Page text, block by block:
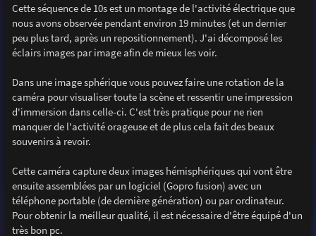
Cette séquence de 10s est un montage de l'activité électrique que
nous avons observée pendant environ 19 minutes (et un dernier
peu plus tard, après un repositionnement). J'ai décomposé les
éclairs images par image afin de mieux les voir.
Dans une image sphérique vous pouvez faire une rotation de la
caméra pour visualiser toute la scène et ressentir une impression
d'immersion dans celle-ci. C'est très pratique pour ne rien
manquer de l'activité orageuse et de plus cela fait des beaux
souvenirs à revoir.
Cette caméra capture deux images hémisphériques qui vont être
ensuite assemblées par un logiciel (Gopro fusion) avec un
téléphone portable (de dernière génération) ou par ordinateur.
Pour obtenir la meilleur qualité, il est nécessaire d'être équipé d'un
très bon pc.